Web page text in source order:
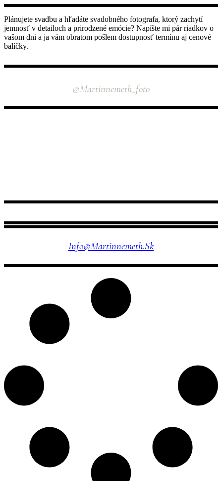
Plánujete svadbu a hľadáte svadobného fotografa, ktorý zachytí
jemnosť v detailoch a prirodzené emócie? Napíšte mi pár riadkov o
vašom dni a ja vám obratom pošlem dostupnosť termínu aj cenové
balíčky.
@martinnemeth_foto
Info@martinnemeth.sk